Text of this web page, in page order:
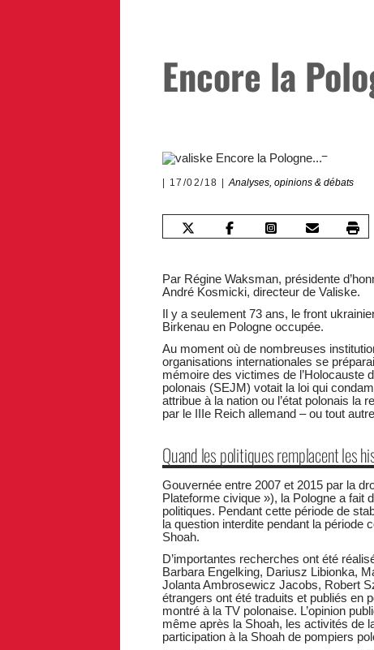
Encore la
17/02/18 Analyses, opinions & débats
Par Régine Waksman, présidente
André Kosmicki, directeur de Valiske.
Il y a seulement 73 ans, le front
Birkenau en Pologne occupée.
Au moment où de nombreuses
organisations internationales se
mémoire des victimes de l’Holocauste
polonais (SEJM) votait la loi qui
attribue à la nation ou l’état polonais la
par le IIIe Reich allemand – ou tout
Quand les politiques remplacent les
Gouvernée entre 2007 et 2015 par la
Plateforme civique »), la Pologne a fait
politiques. Pendant cette période de
la question interdite pendant la période
Shoah.
D’importantes recherches ont été
Barbara Engelking, Dariusz Libionka,
Jolanta Ambrosewicz Jacobs, Robert
étrangers ont été traduits et publiés en
montré à la TV polonaise. L’opinion
même après la Shoah, les activités de
participation à la Shoah de pompiers